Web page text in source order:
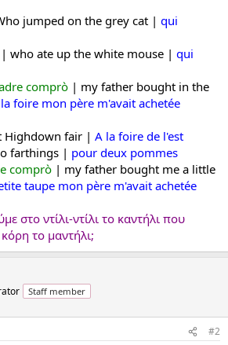
jumped on the grey cat | qui
| who ate up the white mouse | qui
comprò | my father bought in the
foire mon père m'avait achetée
Highdown fair | A la foire de l'est
farthings | pour deux pommes
comprò | my father bought me a little
taupe mon père m'avait achetée
στο ντίλι-ντίλι το καντήλι που
το μαντήλι;
Staff member
#2